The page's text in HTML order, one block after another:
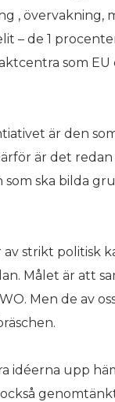
, övervakning,
– de 1
som EU
är den
är det
som ska bilda
av strikt politisk
Målet är att
Men de av
idéerna upp